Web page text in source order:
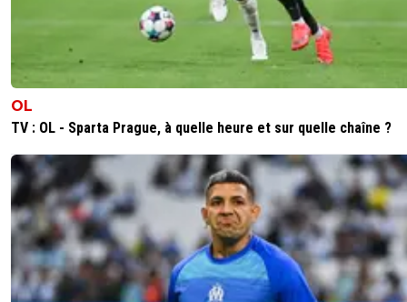
OL
TV : OL - Sparta Prague, à quelle heure et sur quelle chaîne ?